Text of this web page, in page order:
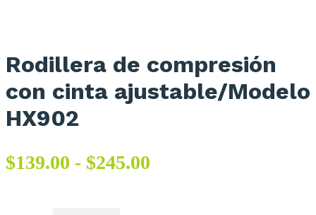
Rodillera de compresión
con cinta ajustable/Modelo
HX902
$139.00 - $245.00